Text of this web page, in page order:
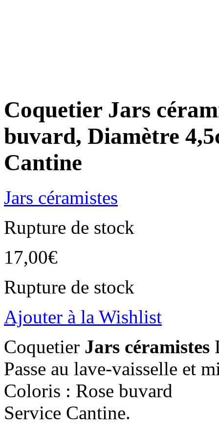
Coquetier Jars
buvard, Diamètre
Cantine
Jars céramistes
Rupture de stock
17,00€
Rupture de stock
Ajouter à la Wishlist
Coquetier Jars céramistes
Passe au lave-vaisselle et
Coloris : Rose buvard
Service Cantine.